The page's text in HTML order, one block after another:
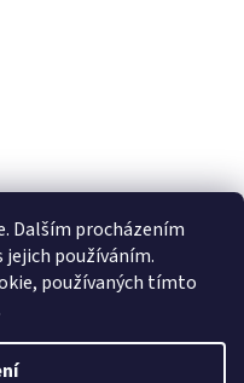
Dalším procházením
používáním.
používaných tímto